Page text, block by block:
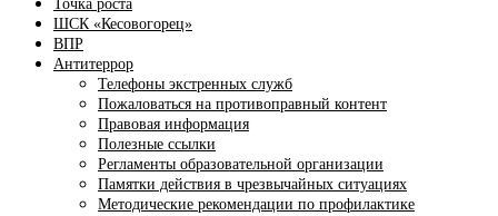
Точка роста
ШСК «Кесовогорец»
ВПР
Антитеррор
Телефоны экстренных служб
Пожаловаться на противоправный контент
Правовая информация
Полезные ссылки
Регламенты образовательной организации
Памятки действия в чрезвычайных ситуациях
Методические рекомендации по профилактике